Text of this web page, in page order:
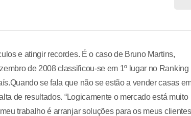
e atingir recordes. É o caso de Bruno Martins,
de 2008 classificou-se em 1º lugar no Ranking
se fala que não se estão a vender casas
de resultados. “Logicamente o mercado está muito
trabalho é arranjar soluções para os meus clientes